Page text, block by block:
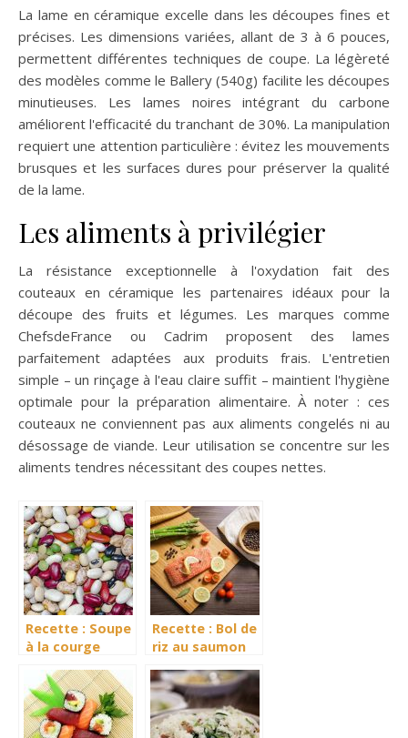
La lame en céramique excelle dans les découpes fines et
précises. Les dimensions variées, allant de 3 à 6 pouces,
permettent différentes techniques de coupe. La légèreté
des modèles comme le Ballery (540g) facilite les découpes
minutieuses. Les lames noires intégrant du carbone
améliorent l'efficacité du tranchant de 30%. La manipulation
requiert une attention particulière : évitez les mouvements
brusques et les surfaces dures pour préserver la qualité
de la lame.
Les aliments à privilégier
La résistance exceptionnelle à l'oxydation fait des
couteaux en céramique les partenaires idéaux pour la
découpe des fruits et légumes. Les marques comme
ChefsdeFrance ou Cadrim proposent des lames
parfaitement adaptées aux produits frais. L'entretien
simple – un rinçage à l'eau claire suffit – maintient l'hygiène
optimale pour la préparation alimentaire. À noter : ces
couteaux ne conviennent pas aux aliments congelés ni au
désossage de viande. Leur utilisation se concentre sur les
aliments tendres nécessitant des coupes nettes.
Recette : Soupe
à la courge
haricots blancs
Recette : Bol de
riz au saumon
gingembre et
citron vert